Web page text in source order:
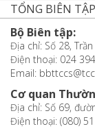
TỔNG BIÊN
Bộ Biên tập:
Địa chỉ: Số 28,
Điện thoại: 024
Email:
Cơ quan
Địa chỉ: Số 69,
Điện thoại: (080)